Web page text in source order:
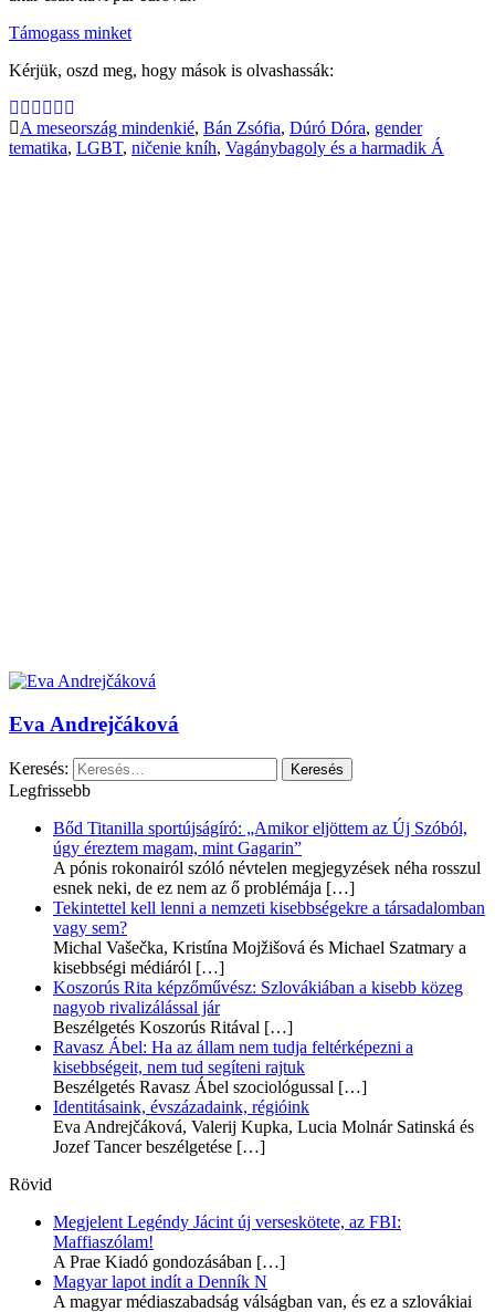
Támogass minket
Kérjük, oszd meg, hogy mások is olvashassák:
A meseország mindenkié, Bán Zsófia, Dúró Dóra, gender
tematika, LGBT, ničenie kníh, Vagánybagoly és a harmadik Á
Eva Andrejčáková
Keresés:
Legfrissebb
Bőd Titanilla sportújságíró: „Amikor eljöttem az Új Szóból,
úgy éreztem magam, mint Gagarin”
A pónis rokonairól szóló névtelen megjegyzések néha rosszul
esnek neki, de ez nem az ő problémája […]
Tekintettel kell lenni a nemzeti kisebbségekre a társadalomban
vagy sem?
Michal Vašečka, Kristína Mojžišová és Michael Szatmary a
kisebbségi médiáról […]
Koszorús Rita képzőművész: Szlovákiában a kisebb közeg
nagyob rivalizálással jár
Beszélgetés Koszorús Ritával […]
Ravasz Ábel: Ha az állam nem tudja feltérképezni a
kisebbségeit, nem tud segíteni rajtuk
Beszélgetés Ravasz Ábel szociológussal […]
Identitásaink, évszázadaink, régióink
Eva Andrejčáková, Valerij Kupka, Lucia Molnár Satinská és
Jozef Tancer beszélgetése […]
Rövid
Megjelent Legéndy Jácint új verseskötete, az FBI:
Maffiaszólam!
A Prae Kiadó gondozásában […]
Magyar lapot indít a Denník N
A magyar médiaszabadság válságban van, és ez a szlovákiai